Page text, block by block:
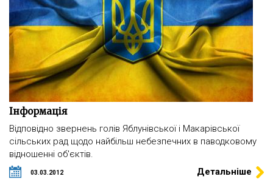
Інформація
Відповідно звернень голів Яблунівської і Макарівської
сільських рад щодо найбільш небезпечних в паводковому
відношенні об'єктів.
03.03.2012 Детальніше